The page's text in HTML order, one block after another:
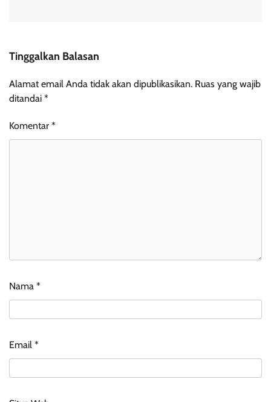
Tinggalkan Balasan
Alamat email Anda tidak akan dipublikasikan. Ruas yang wajib
ditandai *
Komentar *
Nama *
Email *